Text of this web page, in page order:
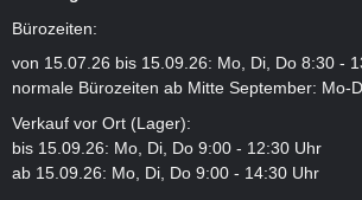
Bürozeiten:
von 15.07.26 bis 15.09.26: Mo, Di, Do 8:30 -
normale Bürozeiten ab Mitte September: Mo-
Verkauf vor Ort (Lager):
bis 15.09.26: Mo, Di, Do 9:00 - 12:30 Uhr
ab 15.09.26: Mo, Di, Do 9:00 - 14:30 Uhr